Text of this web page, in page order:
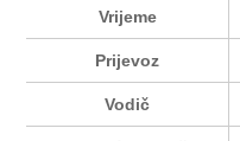
Vrijeme
Prijevoz
Vodič